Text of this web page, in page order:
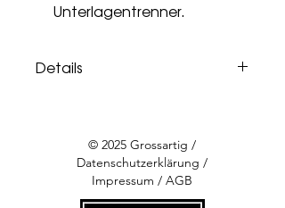
Unterlagentrenner.
Details
GRÖSSE 30 × 38 × 7,5 cm
MATERIAL genarbtes Leder
© 2025 Grossartig /
Datenschutzerklärung /
Impressum / AGB